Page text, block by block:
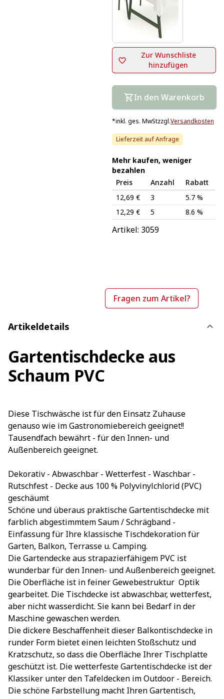
Zur Wunschliste
hinzufügen
In den Warenkorb
*inkl. ges. MwStzzgl.Versandkosten
Lieferzeit auf Anfrage
Mehr kaufen, weniger
bezahlen
Preis
Anzahl
Rabatt
12,69 €
3
5.7 %
12,29 €
5 8.6 %
Artikel: 3059
Fragen zum Artikel?
Artikeldetails
Gartentischdecke aus
Schaum PVC
Diese Tischwäsche ist für den Einsatz Zuhause
genauso wie im Gastronomiebereich geeignet!!
Tausendfach bewährt - für den Innen- und
Außenbereich geeignet.
Dekorativ - Abwaschbar - Wetterfest - Waschbar -
Rutschfest - Decke aus 100 % Polyvinylchlorid (PVC)
geschäumt
Schöne und überaus praktische Gartentischdecke mit
farblich abgestimmtem Saum / Schrägband -
Einfassung für Ihre klassische Tischdekoration für
Garten, Balkon, Terrasse u. Camping.
Die Gartendecke aus strapazierfähigem PVC ist
wunderbar für den Innen- und Außenbereich geeignet.
Die Oberfläche ist in feiner Gewebestruktur  Optik
gearbeitet. Die Tischdecke ist abwaschbar, wetterfest,
aber nicht wasserdicht. Sie kann bei Bedarf in der
Maschine gewaschen werden.
Die dickere Beschaffenheit dieser Balkontischdecke in
runder Form bietet einen leichten Stoßschutz und
Kratzschutz, so dass die Oberfläche Ihrer Tischplatte
geschützt ist. Die wetterfeste Gartentischdecke ist der
Klassiker unter den Tafeldecken im Outdoor - Bereich.
Die schöne Farbstellung macht Ihren Gartentisch,